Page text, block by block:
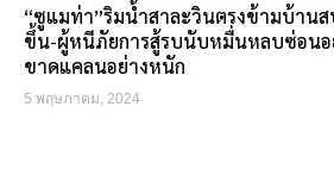
“ซูแมท่า”ริมน้ำสาละวินตรงข้ามบ้านส
ขึ้น-ผู้หนีภัยการสู้รบนับหมื่นหลบซ่อนอ
ขาดแคลนอย่างหนัก
5 พฤษภาคม, 2024